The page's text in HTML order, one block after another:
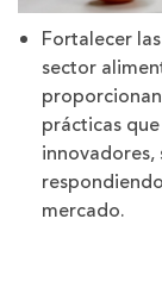
Fortalecer
sector
prácticas
mercado.